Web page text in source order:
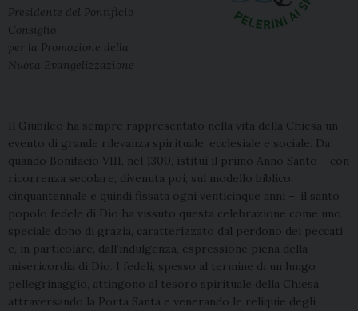
Presidente del Pontificio
Consiglio
per la Promozione della
Nuova Evangelizzazione
Il Giubileo ha sempre rappresentato nella vita della Chiesa un
evento di grande rilevanza spirituale, ecclesiale e sociale. Da
quando Bonifacio VIII, nel 1300, istituì il primo Anno Santo – con
ricorrenza secolare, divenuta poi, sul modello biblico,
cinquantennale e quindi fissata ogni venticinque anni –, il santo
popolo fedele di Dio ha vissuto questa celebrazione come uno
speciale dono di grazia, caratterizzato dal perdono dei peccati
e, in particolare, dall’indulgenza, espressione piena della
misericordia di Dio. I fedeli, spesso al termine di un lungo
pellegrinaggio, attingono al tesoro spirituale della Chiesa
attraversando la Porta Santa e venerando le reliquie degli